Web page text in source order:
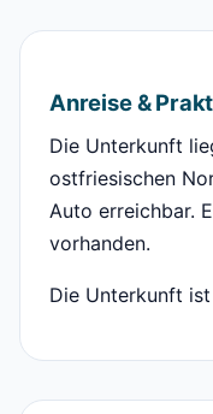
Anreise &
Die Unterkunft
ostfriesischen
Auto erreichbar.
vorhanden.
Die Unterkunft